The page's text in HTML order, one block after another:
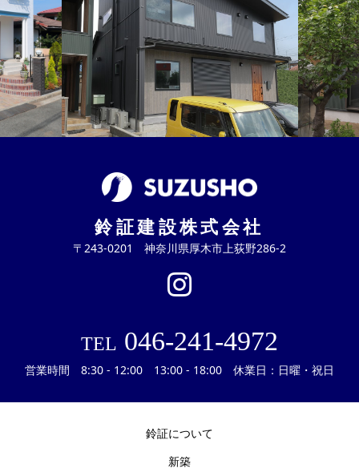
鈴証建設株式会社
〒243-0201 神奈川県厚木市上荻野286-2
TEL 046-241-4972
営業時間 8:30 - 12:00 13:00 - 18:00 休業日：日曜・祝日
鈴証について
新築